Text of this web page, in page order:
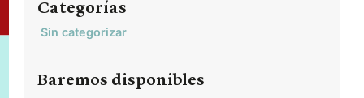
Categorías
Sin categorizar
Baremos disponibles